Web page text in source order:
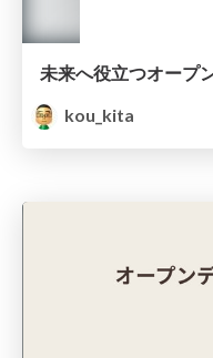
未来へ役立つオープ
kou_kita